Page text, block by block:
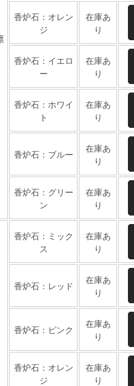
香炉石：オレン
ジ
在庫あ
り
香炉石：イエロ
ー
在庫あ
り
香炉石：ホワイ
ト
在庫あ
り
香炉石：ブルー
在庫あ
り
香炉石：グリー
ン
在庫あ
り
香炉石：ミック
ス
在庫あ
り
香炉石：レッド
在庫あ
り
香炉石：ピンク
在庫あ
り
香炉石：オレン
ジ
在庫あ
り